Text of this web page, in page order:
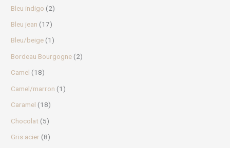
Bleu indigo (2)
Bleu jean (17)
Bleu/beige (1)
Bordeau Bourgogne (2)
Camel (18)
Camel/marron (1)
Caramel (18)
Chocolat (5)
Gris acier (8)